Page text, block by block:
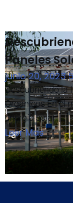
Paneles
junio 20, 2023|
Descubriendo la
Orgánicos En el
energía solar, […]
Leer Mas